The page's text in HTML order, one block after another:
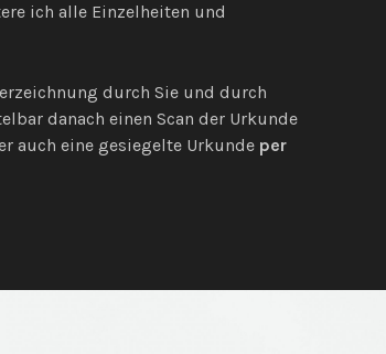
ich alle Einzelheiten und
durch Sie und durch
danach einen Scan der Urkunde
auch eine gesiegelte Urkunde per